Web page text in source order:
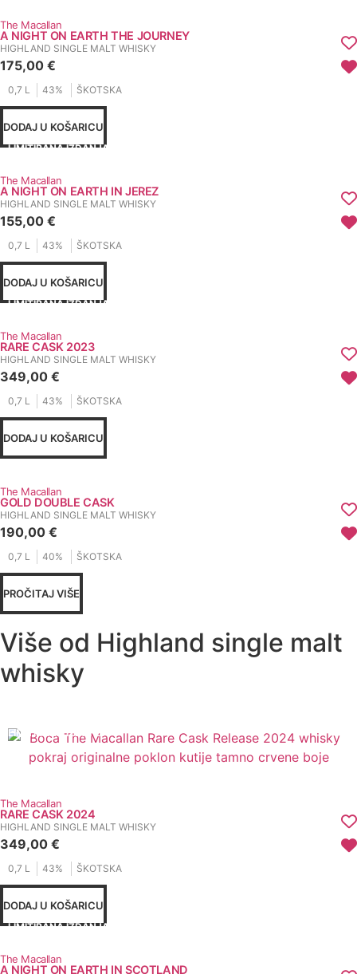
The Macallan
A NIGHT ON EARTH THE JOURNEY
HIGHLAND SINGLE MALT WHISKY
175,00 €
0,7 L 43% ŠKOTSKA
DODAJ U KOŠARICU
LIMITIRANA IZDANJA
The Macallan
A NIGHT ON EARTH IN JEREZ
HIGHLAND SINGLE MALT WHISKY
155,00 €
0,7 L 43% ŠKOTSKA
DODAJ U KOŠARICU
LIMITIRANA IZDANJA
The Macallan
RARE CASK 2023
HIGHLAND SINGLE MALT WHISKY
349,00 €
0,7 L 43% ŠKOTSKA
DODAJ U KOŠARICU
The Macallan
GOLD DOUBLE CASK
HIGHLAND SINGLE MALT WHISKY
190,00 €
0,7 L 40% ŠKOTSKA
PROČITAJ VIŠE
Više od Highland single malt
whisky
LIMITIRANA IZDANJA
The Macallan
RARE CASK 2024
HIGHLAND SINGLE MALT WHISKY
349,00 €
0,7 L 43% ŠKOTSKA
DODAJ U KOŠARICU
LIMITIRANA IZDANJA
The Macallan
A NIGHT ON EARTH IN SCOTLAND